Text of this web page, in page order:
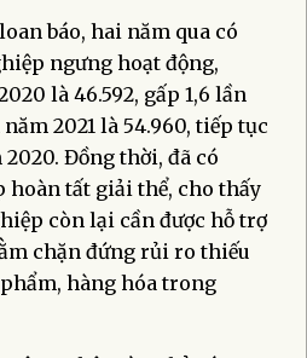
báo, hai năm qua có
ngưng hoạt động,
là 46.592, gấp 1,6 lần
2021 là 54.960, tiếp tục
Đồng thời, đã có
hoàn tất giải thể, cho thấy
còn lại cần được hỗ trợ
chặn đứng rủi ro thiếu
hàng hóa trong